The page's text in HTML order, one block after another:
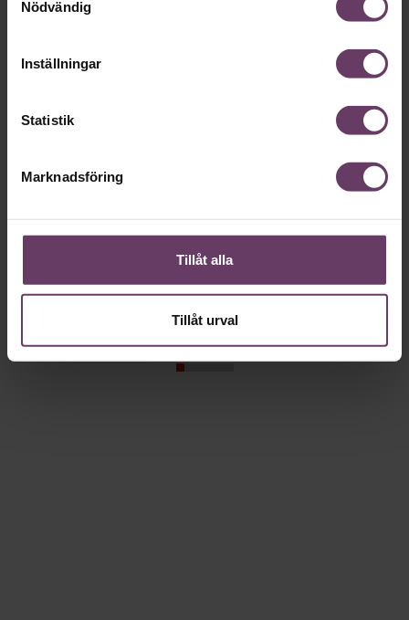
Nödvändig
Inställningar
Statistik
Marknadsföring
Tillåt alla
Tillåt urval
Annonssamarbete:
Sex
undviker